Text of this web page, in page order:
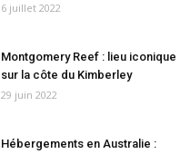
6 juillet 2022
Montgomery Reef : lieu iconique
sur la côte du Kimberley
29 juin 2022
Hébergements en Australie :